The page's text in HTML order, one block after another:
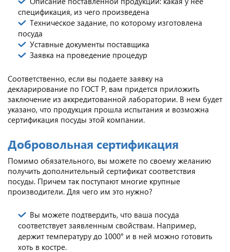
спецификация, из чего произведена
Техническое задание, по которому изготовлена
посуда
Уставные документы поставщика
Заявка на проведение процедур
Соответственно, если вы подаете заявку на
декларирование по ГОСТ Р, вам придется приложить
заключение из аккредитованной лаборатории. В нем будет
указано, что продукция прошла испытания и возможна
сертификация посуды этой компании.
Добровольная сертификация
Помимо обязательного, вы можете по своему желанию
получить дополнительный сертификат соответствия
посуды. Причем так поступают многие крупные
производители. Для чего им это нужно?
Вы можете подтвердить, что ваша посуда
соответствует заявленным свойствам. Например,
держит температуру до 1000° и в ней можно готовить
хоть в костре.